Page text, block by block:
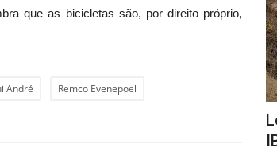
que as bicicletas são, por direito próprio,
André Remco Evenepoel